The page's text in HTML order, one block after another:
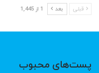
قبلی بعد 1 از 1,445
پست‌های محبوب